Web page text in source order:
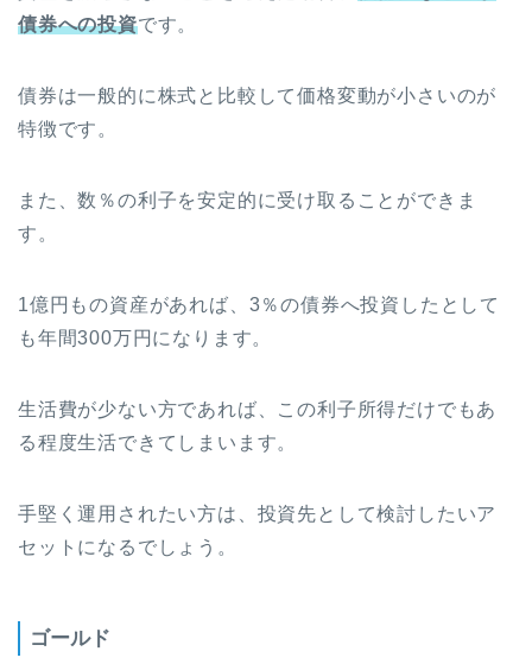
債券への投資です。
債券は一般的に株式と比較して価格変動が小さいのが
特徴です。
また、数％の利子を安定的に受け取ることができま
す。
1億円もの資産があれば、3％の債券へ投資したとして
も年間300万円になります。
生活費が少ない方であれば、この利子所得だけでもあ
る程度生活できてしまいます。
手堅く運用されたい方は、投資先として検討したいア
セットになるでしょう。
ゴールド